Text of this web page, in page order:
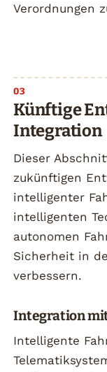
Verordnungen
Künftige
Integration
Dieser
zukünftigen
intelligenter
intelligenten
autonomen
Sicherheit in
verbessern.
Integration
Intelligente